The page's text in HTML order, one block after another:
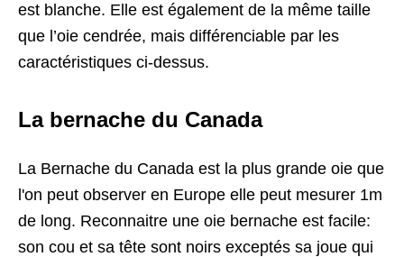
est blanche. Elle est également de la même taille
que l’oie cendrée, mais différenciable par les
caractéristiques ci-dessus.
La bernache du Canada
La Bernache du Canada est la plus grande oie que
l'on peut observer en Europe elle peut mesurer 1m
de long. Reconnaitre une oie bernache est facile:
son cou et sa tête sont noirs exceptés sa joue qui